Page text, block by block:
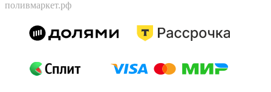
поливмаркет.рф